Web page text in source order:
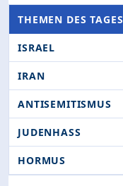
THEMEN DES TAGES
ISRAEL
IRAN
ANTISEMITISMUS
JUDENHASS
HORMUS